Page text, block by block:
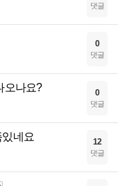
댓글
0
댓글
오나요? 0
댓글
네요 12
댓글